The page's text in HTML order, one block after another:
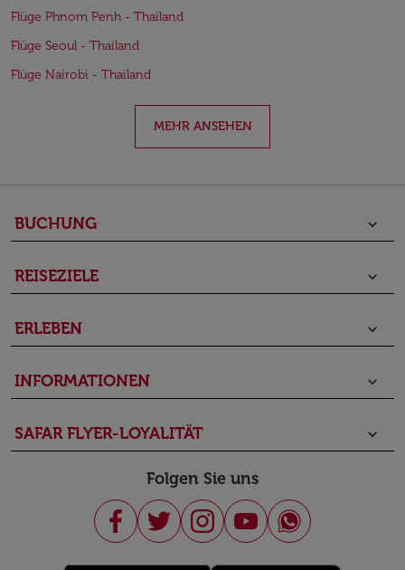
Flüge Phnom Penh - Thailand
Flüge Seoul - Thailand
Flüge Nairobi - Thailand
MEHR ANSEHEN
BUCHUNG keyboard_arrow_down
REISEZIELE keyboard_arrow_down
ERLEBEN keyboard_arrow_down
INFORMATIONEN keyboard_arrow_down
SAFAR FLYER-LOYALITÄT keyboard_arrow_down
Folgen Sie uns